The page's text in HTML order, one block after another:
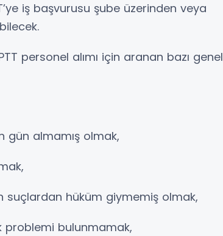
iş başvurusu şube üzerinden veya
personel alımı için aranan bazı genel
gün almamış olmak,
suçlardan hüküm giymemiş olmak,
problemi bulunmamak,